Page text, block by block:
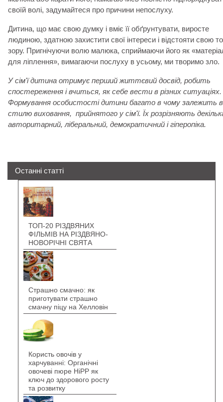
своїй волі, задумайтеся про причини непослуху.
Дитина, що має свою думку і вміє її обґрунтувати, виросте
людиною, здатною захистити свої інтереси і відстояти свою
зору. Пригнічуючи волю малюка, сприймаючи його як
для ліплення», вимагаючи послуху в усьому, ми творимо зло.
У сім'ї дитина отримує перший життєвий досвід, робить
спостереження і вчиться, як себе вести в різних ситуаціях.
Формування особистості дитини багато в чому залежить
стилю виховання, прийнятого у сім'ї. Їх розрізняють
авторитарний, ліберальний, демократичний і гіперопіка.
Останні статті
ТОП-20 РІЗДВЯНИХ
ФІЛЬМІВ НА РІЗДВЯНО-
НОВОРІЧНІ СВЯТА
Страшно смачно: як
приготувати страшно
смачну піцу на Хелловін
Користь овочів у
харчуванні: Органічні
овочеві пюре HiPP як
ключ до здорового росту
та розвитку